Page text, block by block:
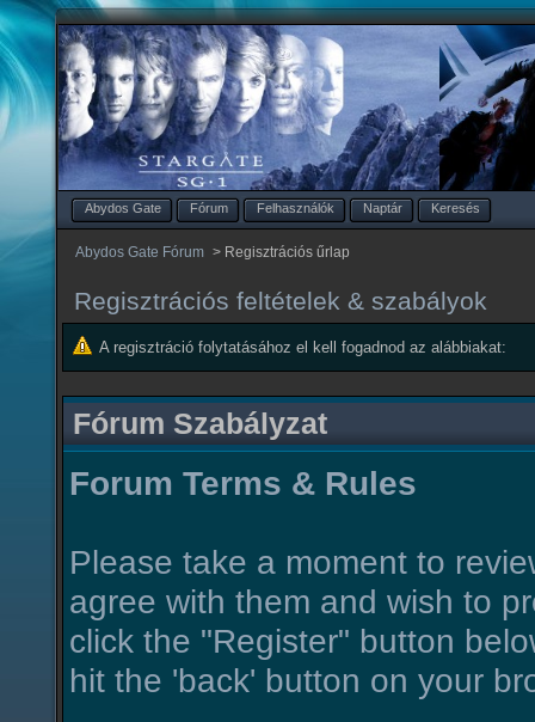
Abydos Gate Fórum Felhasználók Naptár Keresés
Abydos Gate Fórum > Regisztrációs űrlap
Regisztrációs feltételek & szabályok
A regisztráció folytatásához el kell fogadnod az alábbiakat:
Fórum Szabályzat
Forum Terms & Rules
Please take a moment to
agree with them and wish to
click the "Register" button
hit the 'back' button on your